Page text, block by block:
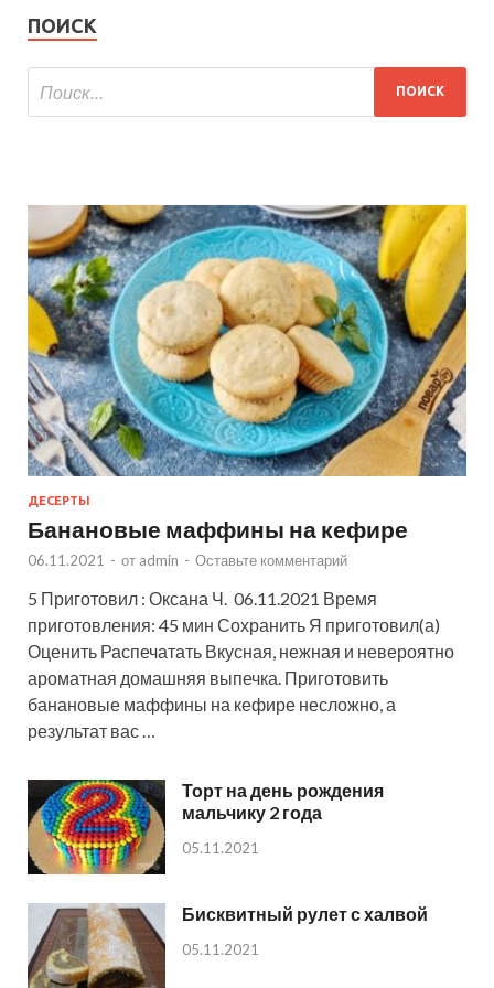
ПОИСК
ДЕСЕРТЫ
Банановые маффины на кефире
06.11.2021 - от admin - Оставьте комментарий
5 Приготовил : Оксана Ч. 06.11.2021 Время
приготовления: 45 мин Сохранить Я приготовил(а)
Оценить Распечатать Вкусная, нежная и невероятно
ароматная домашняя выпечка. Приготовить
банановые маффины на кефире несложно, а
результат вас …
Торт на день рождения
мальчику 2 года
05.11.2021
Бисквитный рулет с халвой
05.11.2021